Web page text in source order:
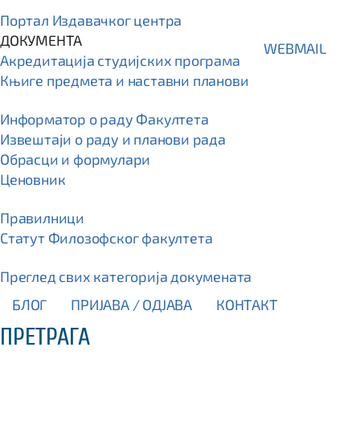
Портал Издавачког центра
ДОКУМЕНТА
Акредитација студијских програма
Књиге предмета и наставни планови
Информатор о раду Факултета
Извештаји о раду и планови рада
Обрасци и формулари
Ценовник
Правилници
Статут Филозофског факултета
Преглед свих категорија докумената
WEBMAIL
БЛОГ ПРИЈАВА / OДЈАВА КОНТАКТ
ПРЕТРАГА